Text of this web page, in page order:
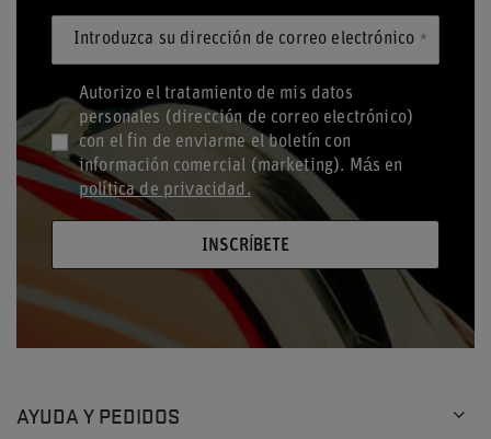
Introduzca su dirección de correo electrónico
Autorizo el tratamiento de mis datos
personales (dirección de correo electrónico)
con el fin de enviarme el boletín con
información comercial (marketing). Más en
política de privacidad.
INSCRÍBETE
AYUDA Y PEDIDOS